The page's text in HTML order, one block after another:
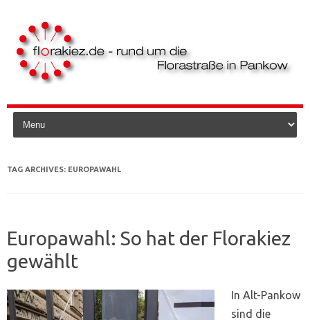
Skip to content
TAG ARCHIVES: EUROPAWAHL
Europawahl: So hat der Florakiez
gewählt
In Alt-Pankow
sind die